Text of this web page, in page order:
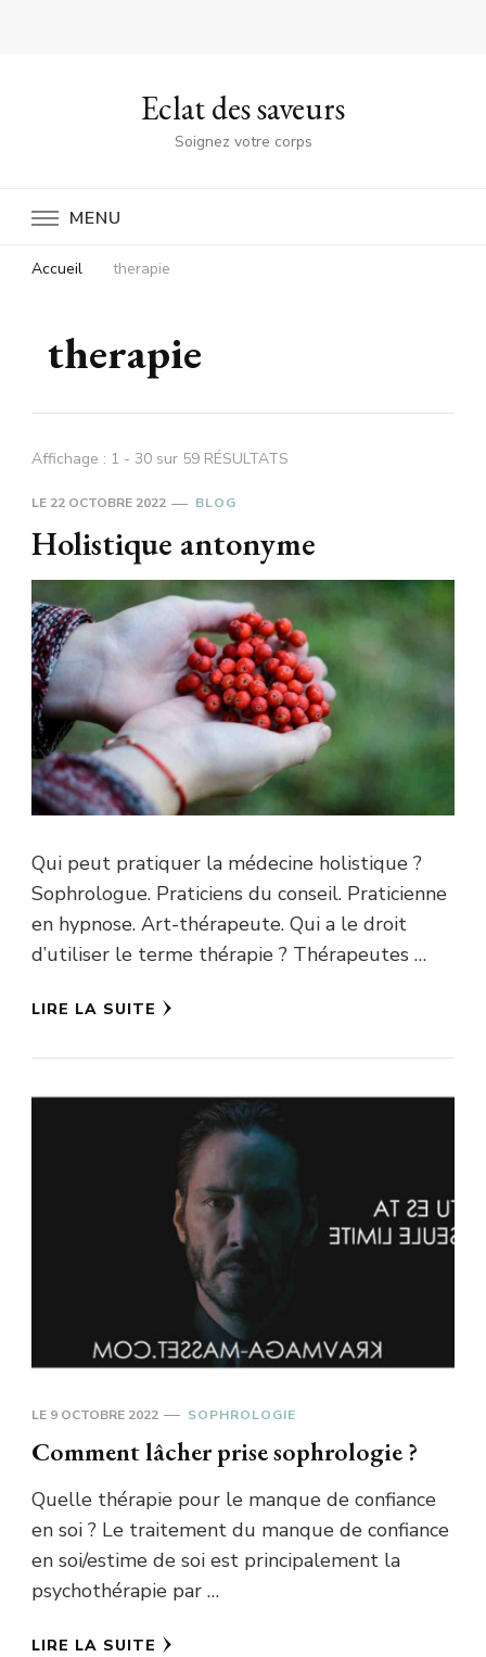
Eclat des saveurs
Soignez votre corps
MENU
Accueil therapie
therapie
Affichage : 1 - 30 sur 59 RÉSULTATS
LE 22 OCTOBRE 2022 BLOG
Holistique antonyme
Qui peut pratiquer la médecine holistique ?
Sophrologue. Praticiens du conseil. Praticienne
en hypnose. Art-thérapeute. Qui a le droit
d’utiliser le terme thérapie ? Thérapeutes …
LIRE LA SUITE
LE 9 OCTOBRE 2022 SOPHROLOGIE
Comment lâcher prise sophrologie ?
Quelle thérapie pour le manque de confiance
en soi ? Le traitement du manque de confiance
en soi/estime de soi est principalement la
psychothérapie par …
LIRE LA SUITE